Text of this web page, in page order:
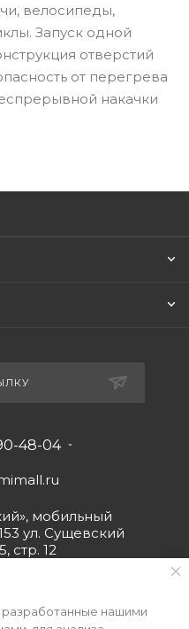
велосипеды,
Запуск одной
отверстий
от перегрева
накачки
48-04
мобильный
ул. Сущевский
стр. 12
нашими